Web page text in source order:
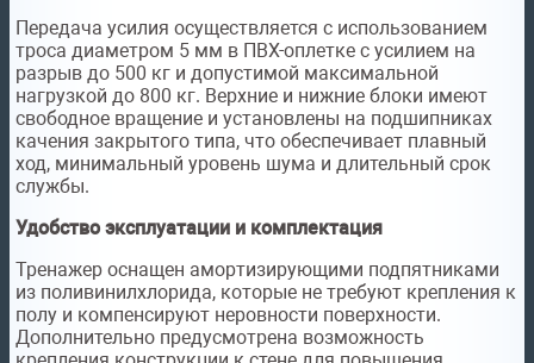
Передача усилия осуществляется с использованием
троса диаметром 5 мм в ПВХ-оплетке с усилием на
разрыв до 500 кг и допустимой максимальной
нагрузкой до 800 кг. Верхние и нижние блоки имеют
свободное вращение и установлены на подшипниках
качения закрытого типа, что обеспечивает плавный
ход, минимальный уровень шума и длительный срок
службы.
Удобство эксплуатации и комплектация
Тренажер оснащен амортизирующими подпятниками
из поливинилхлорида, которые не требуют крепления к
полу и компенсируют неровности поверхности.
Дополнительно предусмотрена возможность